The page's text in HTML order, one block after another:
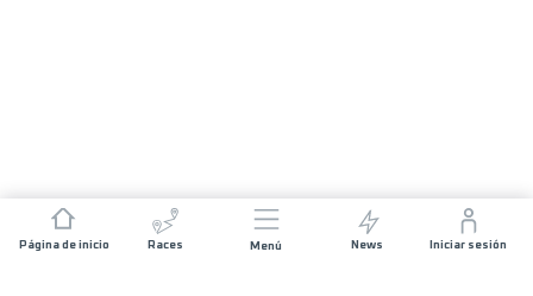
Página de inicio Races Menú News Iniciar sesión